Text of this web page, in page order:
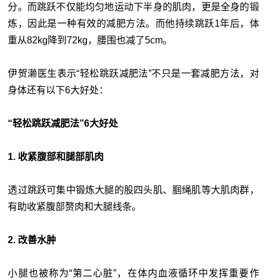
分。而跳跃不仅能均匀地运动下半身的肌肉，更是全身的锻
炼，因此是一种有效的减肥方法。而他持续跳跃1年后，体
重从82kg降到72kg，腰围也减了5cm。
伊贺濑医生表示“轻松跳跃减肥法”不只是一套减肥方法，对
身体还有以下6大好处：
“轻松跳跃减肥法”6大好处
1. 收紧腹部和腿部肌肉
透过跳跃可集中锻炼大腿的股四头肌、腘绳肌等大肌肉群，
有助收紧腹部赘肉和大腿线条。
2. 改善水肿
小腿也被称为“第二心脏”，在体内血液循环中发挥重要作